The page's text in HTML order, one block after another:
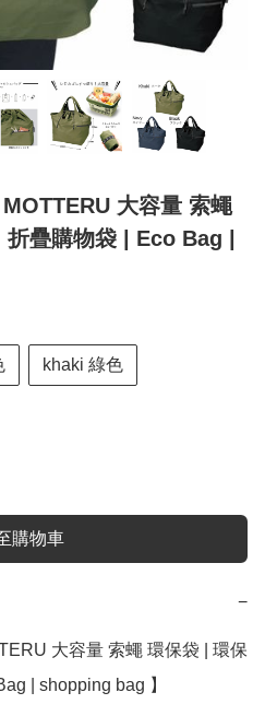
大容量 索蠅
疊購物袋 | Eco Bag |
khaki 綠色
購物車
−
大容量 索蠅 環保袋 | 環保
| shopping bag 】﻿